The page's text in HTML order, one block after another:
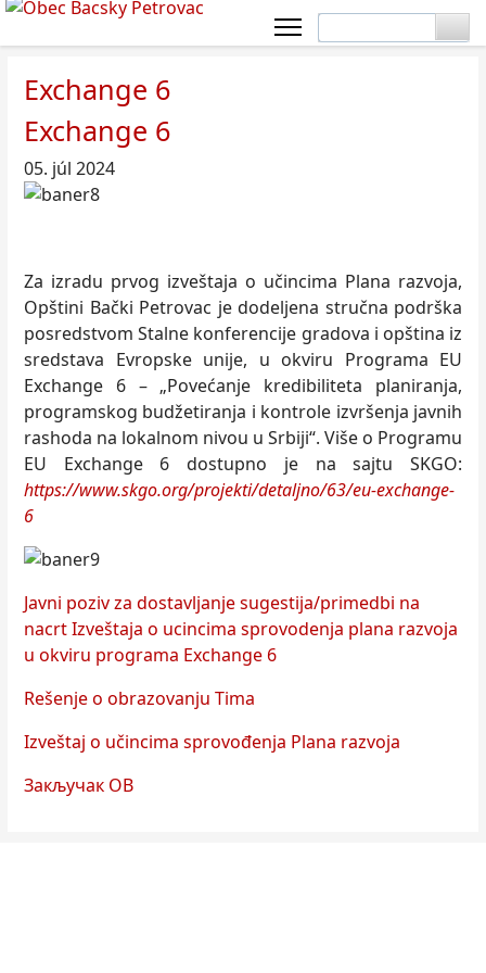
Exchange 6
Exchange 6
05. júl 2024
Za izradu prvog izveštaja o učincima Plana razvoja,
Opštini Bački Petrovac je dodeljena stručna podrška
posredstvom Stalne konferencije gradova i opština iz
sredstava Evropske unije, u okviru Programa EU
Exchange 6 – „Povećanje kredibiliteta planiranja,
programskog budžetiranja i kontrole izvršenja javnih
rashoda na lokalnom nivou u Srbiji“. Više o Programu
EU Exchange 6 dostupno je na sajtu SKGO:
https://www.skgo.org/projekti/detaljno/63/eu-exchange-
6
Javni poziv za dostavljanje sugestija/primedbi na
nacrt Izveštaja o ucincima sprovodenja plana razvoja
u okviru programa Exchange 6
Rešenje o obrazovanju Tima
Izveštaj o učincima sprovođenja Plana razvoja
Закључак ОВ